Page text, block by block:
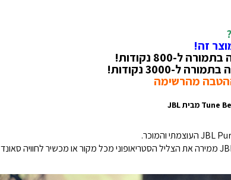
זה!
ההטבה מהרשימה
בין אם מאזינים לפלייליסט האהוב, צופים בסרט או משחקים במשחקים – טכנולוגיית ה‑JBL Spatial Sound ממירה את הצליל הסטריאופוני מכל מקור או מכשיר לחוויה סאונד